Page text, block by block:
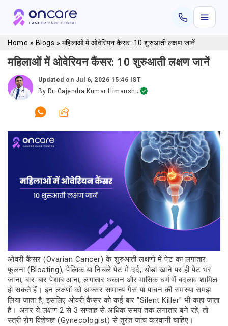
Home » Blogs » महिलाओं में ओवेरियन कैंसर: 10 शुरुआती लक्षण जानें
महिलाओं में ओवेरियन कैंसर: 10 शुरुआती लक्षण जानें
Updated on Jul 6, 2026 15:46 IST
By Dr. Gajendra Kumar Himanshu
ओवरी कैंसर (Ovarian Cancer) के शुरुआती लक्षणों में पेट का लगातार
फूलना (Bloating), पेल्विक या निचले पेट में दर्द, थोड़ा खाने पर ही पेट भर
जाना, बार-बार पेशाब आना, लगातार थकान और मासिक धर्म में बदलाव शामिल
हो सकते हैं। इन लक्षणों को अक्सर सामान्य गैस या पाचन की समस्या समझ
लिया जाता है, इसलिए ओवरी कैंसर को कई बार "Silent Killer" भी कहा जाता
है। अगर ये लक्षण 2 से 3 सप्ताह से अधिक समय तक लगातार बने रहें, तो
स्त्री रोग विशेषज्ञ (Gynecologist) से तुरंत जांच करवानी चाहिए।